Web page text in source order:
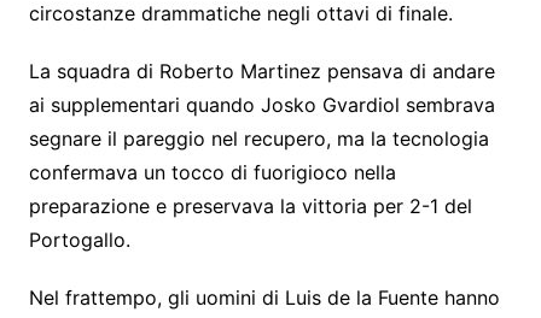
circostanze drammatiche negli ottavi di finale.
La squadra di Roberto Martinez pensava di andare
ai supplementari quando Josko Gvardiol sembrava
segnare il pareggio nel recupero, ma la tecnologia
confermava un tocco di fuorigioco nella
preparazione e preservava la vittoria per 2-1 del
Portogallo.
Nel frattempo, gli uomini di Luis de la Fuente hanno